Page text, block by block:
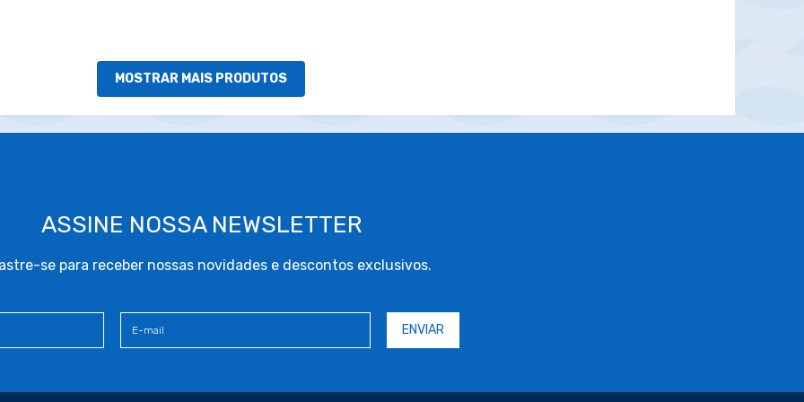
MOSTRAR MAIS PRODUTOS
ASSINE NOSSA NEWSLETTER
se para receber nossas novidades e descontos exclusivos.